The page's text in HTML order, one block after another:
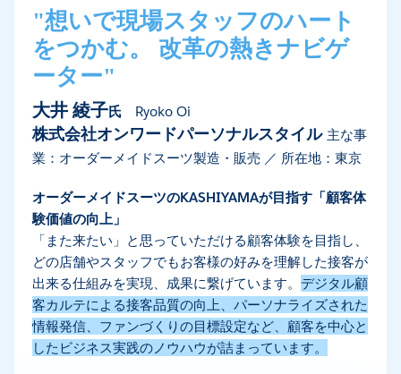
"想いで現場スタッフのハート
をつかむ。 改革の熱きナビゲ
ーター"
大井 綾子氏 Ryoko Oi
株式会社オンワードパーソナルスタイル 主な事
業：オーダーメイドスーツ製造・販売 ／ 所在地：東京
オーダーメイドスーツのKASHIYAMAが目指す「顧客体
験価値の向上」
「また来たい」と思っていただける顧客体験を目指し、
どの店舗やスタッフでもお客様の好みを理解した接客が
出来る仕組みを実現、成果に繋げています。 デジタル顧
客カルテによる接客品質の向上、パーソナライズされた
情報発信、ファンづくりの目標設定など、顧客を中心と
したビジネス実践のノウハウが詰まっています。